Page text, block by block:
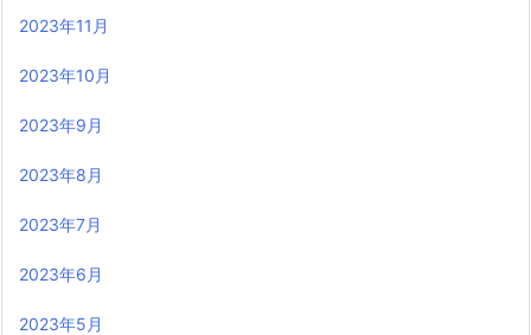
2023年11月
2023年10月
2023年9月
2023年8月
2023年7月
2023年6月
2023年5月